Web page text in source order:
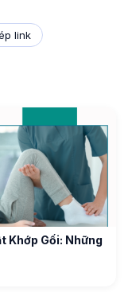
link
Khớp Gối: Những